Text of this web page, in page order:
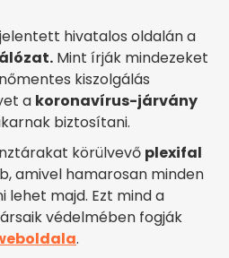
hivatalos oldalán a
Mint írják mindezeket
kiszolgálás
a koronavírus-járvány
biztosítani.
körülvevő plexifal
amivel hamarosan minden
lehet majd. Ezt mind a
védelmében fogják
.